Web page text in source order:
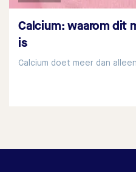
Calcium: waarom dit
is
Calcium doet meer dan